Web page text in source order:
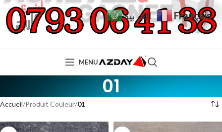
MENU
01
Accueil Produit Couleur 01
العربية Français